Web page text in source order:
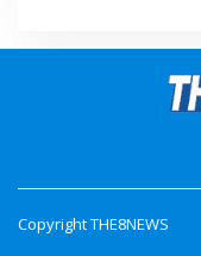
Copyright THE8NEWS